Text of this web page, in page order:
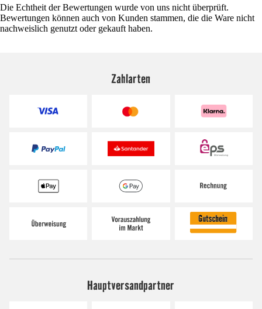
Die Echtheit der Bewertungen wurde von uns nicht überprüft.
Bewertungen können auch von Kunden stammen, die die Ware nicht
nachweislich genutzt oder gekauft haben.
Zahlarten
Hauptversandpartner